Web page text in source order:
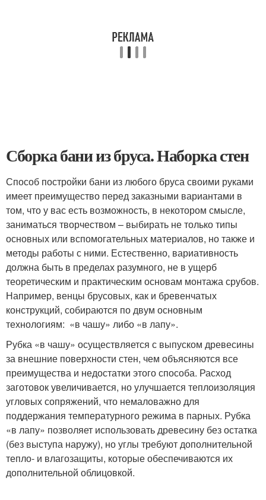
Сборка бани из бруса. Наборка стен
Способ постройки бани из любого бруса своими руками
имеет преимущество перед заказными вариантами в
том, что у вас есть возможность, в некотором смысле,
заниматься творчеством – выбирать не только типы
основных или вспомогательных материалов, но также и
методы работы с ними. Естественно, вариативность
должна быть в пределах разумного, не в ущерб
теоретическим и практическим основам монтажа срубов.
Например, венцы брусовых, как и бревенчатых
конструкций, собираются по двум основным
технологиям: «в чашу» либо «в лапу».
Рубка «в чашу» осуществляется с выпуском древесины
за внешние поверхности стен, чем объясняются все
преимущества и недостатки этого способа. Расход
заготовок увеличивается, но улучшается теплоизоляция
угловых сопряжений, что немаловажно для
поддержания температурного режима в парных. Рубка
«в лапу» позволяет использовать древесину без остатка
(без выступа наружу), но углы требуют дополнительной
тепло- и влагозащиты, которые обеспечиваются их
дополнительной облицовкой.